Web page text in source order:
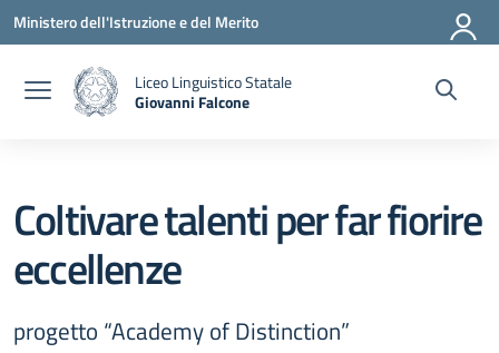
Vai ai contenuti
Vai al menu di navigazione
Vai al footer
Ministero dell'Istruzione e del Merito
Liceo Linguistico Statale
Giovanni Falcone
Coltivare talenti per far fiorire
eccellenze
progetto “Academy of Distinction”